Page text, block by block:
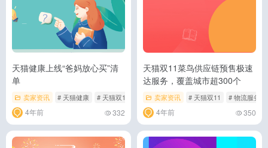
天猫健康上线“爸妈放心买”清
单
卖家资讯 # 天猫健康 # 天猫双11 # 爸妈放心买
4年前 332
天猫双11菜鸟供应链预售极速
达服务，覆盖城市超300个
卖家资讯 # 天猫双11 # 物流服务
4年前 350